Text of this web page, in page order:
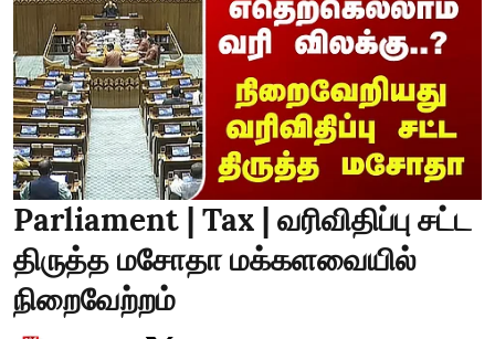
Parliament | Tax | வரிவிதிப்பு சட்ட
திருத்த மசோதா மக்களவையில்
நிறைவேற்றம்